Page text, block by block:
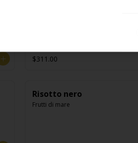
$311.00
Risotto nero
Frutti di mare